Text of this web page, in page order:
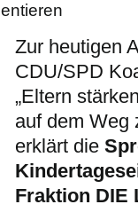
Zur heutigen
CDU/SPD
„Eltern
auf dem Weg
erklärt die
Fraktion DIE